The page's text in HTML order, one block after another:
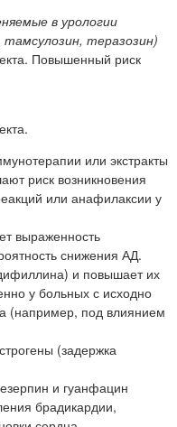
в урологии
тамсулозин, теразозин)
Повышенный риск
или экстракты
риск возникновения
или анафилаксии у
выраженность
снижения АД.
и повышает их
у больных с исходно
(например, под влиянием
(задержка
и гуанфацин
брадикардии,